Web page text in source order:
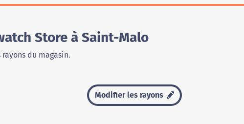
Store à Saint-Malo
du magasin.
Modifier les rayons